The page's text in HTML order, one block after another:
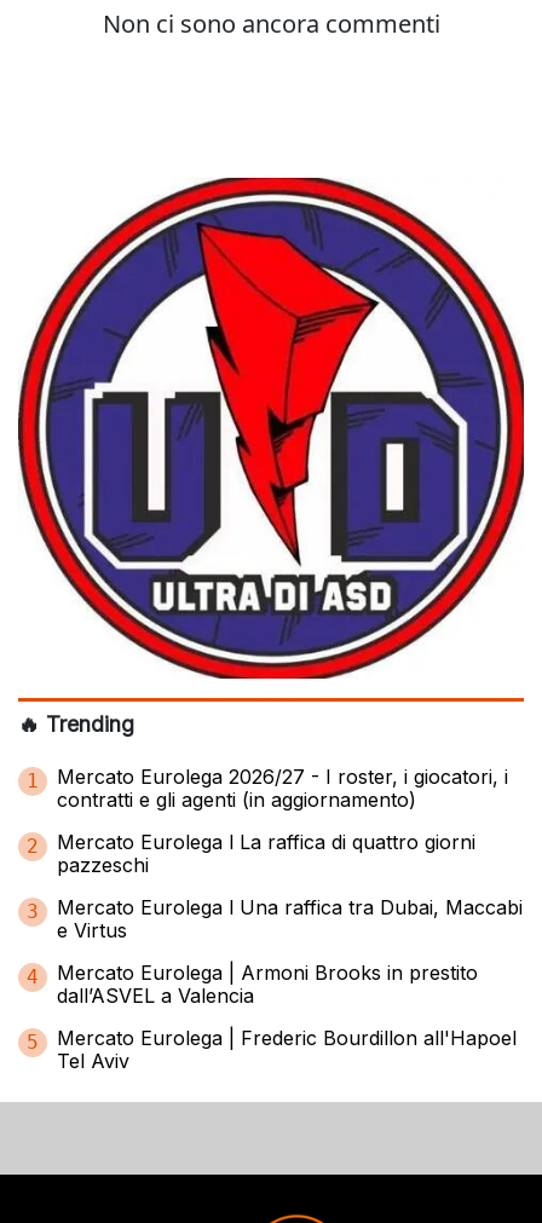
🔥 Trending
1
Mercato Eurolega 2026/27 - I roster, i giocatori, i
contratti e gli agenti (in aggiornamento)
2
Mercato Eurolega l La raffica di quattro giorni
pazzeschi
3
Mercato Eurolega l Una raffica tra Dubai, Maccabi
e Virtus
4
Mercato Eurolega | Armoni Brooks in prestito
dall’ASVEL a Valencia
5
Mercato Eurolega | Frederic Bourdillon all'Hapoel
Tel Aviv